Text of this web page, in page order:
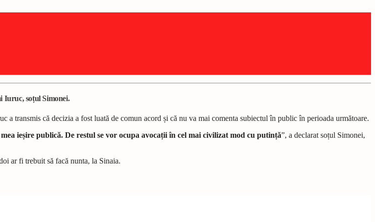
Iuruc, soțul Simonei.
a transmis că decizia a fost luată de comun acord și că nu va mai comenta subiectul în public în perioada următoare.
ieșire publică. De restul se vor ocupa avocații în cel mai civilizat mod cu putință”, a declarat soțul Simonei,
ar fi trebuit să facă nunta, la Sinaia.